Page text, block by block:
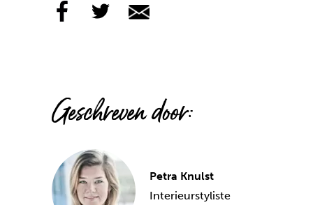
Geschreven door:
Petra Knulst
Interieurstyliste